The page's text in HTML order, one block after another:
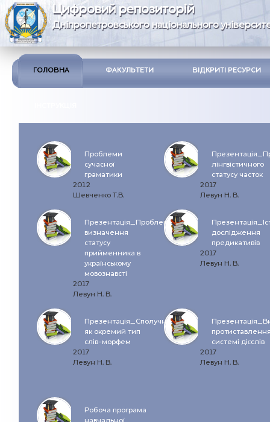
Цифровий репозиторій
Дніпропетровського національного
ГОЛОВНА ФАКУЛЬТЕТИ ВІДКРИТІ РЕСУРСИ
Проблеми
сучасної
граматики
2012
Шевченко Т.В.
лінгвістичного
статусу часток
2017
Левун Н. В.
Презентація_Проблема
визначення
статусу
прийменника в
українському
мовознавсті
2017
Левун Н. В.
дослідження
предикативів
2017
Левун Н. В.
Презентація_Сполучник
як окремий тип
слів-морфем
2017
Левун Н. В.
системі дієслів
2017
Левун Н. В.
Робоча програма
навчальної